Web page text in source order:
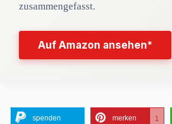
zusammengefasst.
Auf Amazon ansehen*
spenden merken 1